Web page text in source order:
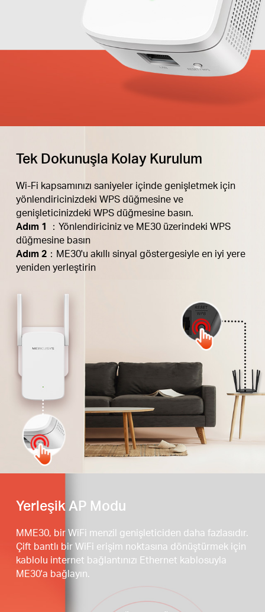
Tek Dokunuşla Kolay Kurulum
Wi-Fi kapsamınızı saniyeler içinde genişletmek için
yönlendiricinizdeki WPS düğmesine ve
genişleticinizdeki WPS düğmesine basın.
Adım 1
：Yönlendiriciniz ve ME30 üzerindeki WPS
düğmesine basın
Adım 2：ME30'u akıllı sinyal göstergesiyle en iyi yere
yeniden yerleştirin
WPS Tuşuna basın
Yerleşik AP Modu
MME30, bir WiFi menzil genişleticiden daha fazlasıdır.
Çift bantlı bir WiFi erişim noktasına dönüştürmek için
kablolu internet bağlantınızı Ethernet kablosuyla
ME30'a bağlayın.